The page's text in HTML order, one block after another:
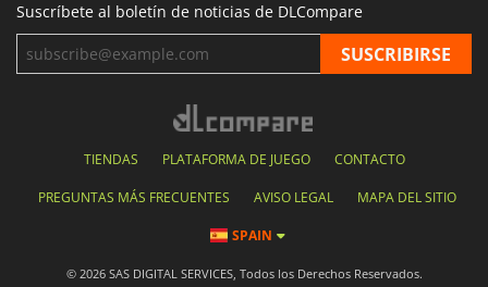
Suscríbete al boletín de noticias de DLCompare
TIENDAS PLATAFORMA DE JUEGO CONTACTO
PREGUNTAS MÁS FRECUENTES AVISO LEGAL MAPA DEL SITIO
SPAIN
© 2026 SAS DIGITAL SERVICES, Todos los Derechos Reservados.